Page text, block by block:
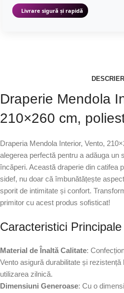
Livrare sigură și rapidă
Draperie Mendola
210×260 cm,
Draperia Mendola Interior, Vento,
alegerea perfectă pentru a adăuga un
încăperi. Această draperie din catifea
sidef, nu doar că îmbunătățește
sporit de intimitate și confort.
primitor cu acest produs sofisticat!
Caracteristici Principale
Material de Înaltă Calitate:
Vento asigură durabilitate și
utilizarea zilnică.
Dimensiuni Generoase: Cu o